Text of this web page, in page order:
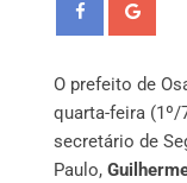
O prefeito de
quarta-feira (1º/
secretário de
Paulo,